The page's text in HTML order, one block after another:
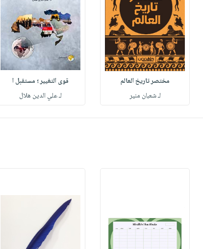
مختصر تاريخ العالم
لـ شعبان منير
قوى التغيير ؛ مستقبل ا
لـ علي الدين هلال